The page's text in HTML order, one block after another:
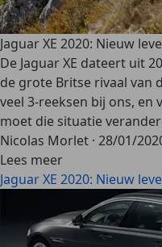
Jaguar XE 2020: Nieuw
De Jaguar XE dateert uit
de grote Britse rivaal van
veel 3-reeksen bij ons, en
moet die situatie
Nicolas Morlet · 28/01/
Lees meer
Jaguar XE 2020: Nieuw